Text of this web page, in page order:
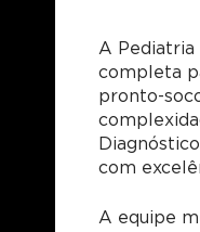
A Pediatria
completa
pronto-
com
A equipe